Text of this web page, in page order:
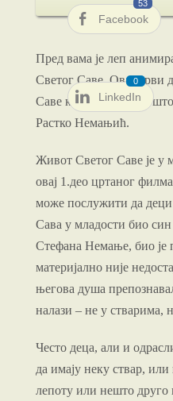
Facebook
53
LinkedIn
0
Пред вама је леп
Светог Саве. Овај први
Саве који је пре него
Растко Немањић.
Живот Светог Саве је у
овај 1.део цртаног
може послужити да деци
Сава у младости био син
Стефана Немање, био
материјално није
његова душа
налази – не у стварима,
Често деца, али и
да имају неку ствар,
лепоту или нешто